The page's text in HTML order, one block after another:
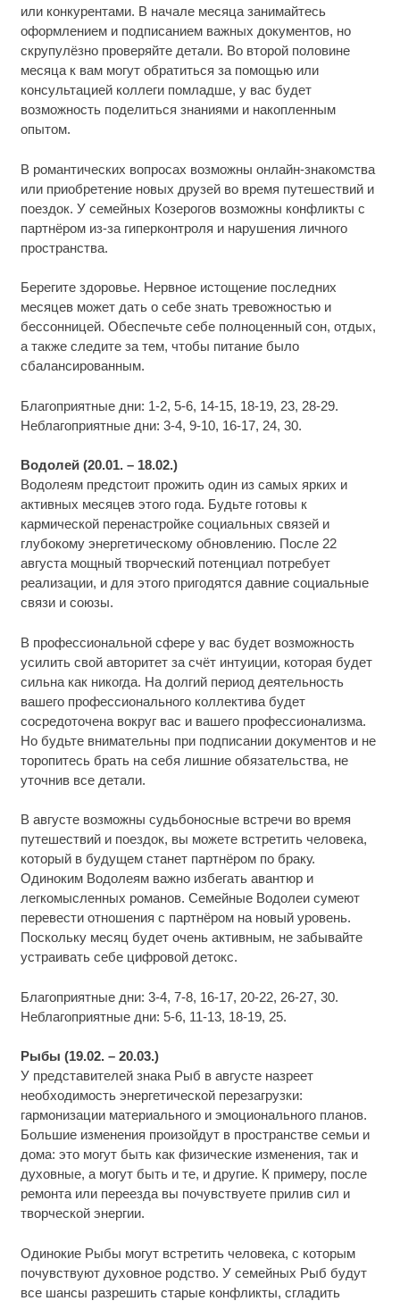
или конкурентами. В начале месяца занимайтесь
оформлением и подписанием важных документов, но
скрупулёзно проверяйте детали. Во второй половине
месяца к вам могут обратиться за помощью или
консультацией коллеги помладше, у вас будет
возможность поделиться знаниями и накопленным
опытом.
В романтических вопросах возможны онлайн-знакомства
или приобретение новых друзей во время путешествий и
поездок. У семейных Козерогов возможны конфликты с
партнёром из-за гиперконтроля и нарушения личного
пространства.
Берегите здоровье. Нервное истощение последних
месяцев может дать о себе знать тревожностью и
бессонницей. Обеспечьте себе полноценный сон, отдых,
а также следите за тем, чтобы питание было
сбалансированным.
Благоприятные дни: 1-2, 5-6, 14-15, 18-19, 23, 28-29.
Неблагоприятные дни: 3-4, 9-10, 16-17, 24, 30.
Водолей (20.01. – 18.02.)
Водолеям предстоит прожить один из самых ярких и
активных месяцев этого года. Будьте готовы к
кармической перенастройке социальных связей и
глубокому энергетическому обновлению. После 22
августа мощный творческий потенциал потребует
реализации, и для этого пригодятся давние социальные
связи и союзы.
В профессиональной сфере у вас будет возможность
усилить свой авторитет за счёт интуиции, которая будет
сильна как никогда. На долгий период деятельность
вашего профессионального коллектива будет
сосредоточена вокруг вас и вашего профессионализма.
Но будьте внимательны при подписании документов и не
торопитесь брать на себя лишние обязательства, не
уточнив все детали.
В августе возможны судьбоносные встречи во время
путешествий и поездок, вы можете встретить человека,
который в будущем станет партнёром по браку.
Одиноким Водолеям важно избегать авантюр и
легкомысленных романов. Семейные Водолеи сумеют
перевести отношения с партнёром на новый уровень.
Поскольку месяц будет очень активным, не забывайте
устраивать себе цифровой детокс.
Благоприятные дни: 3-4, 7-8, 16-17, 20-22, 26-27, 30.
Неблагоприятные дни: 5-6, 11-13, 18-19, 25.
Рыбы (19.02. – 20.03.)
У представителей знака Рыб в августе назреет
необходимость энергетической перезагрузки:
гармонизации материального и эмоционального планов.
Большие изменения произойдут в пространстве семьи и
дома: это могут быть как физические изменения, так и
духовные, а могут быть и те, и другие. К примеру, после
ремонта или переезда вы почувствуете прилив сил и
творческой энергии.
Одинокие Рыбы могут встретить человека, с которым
почувствуют духовное родство. У семейных Рыб будут
все шансы разрешить старые конфликты, сгладить